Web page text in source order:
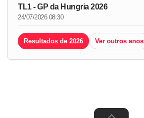
TL1 - GP da Hungria 2026
24/07/2026 08:30
Resultados de 2026 Ver outros anos